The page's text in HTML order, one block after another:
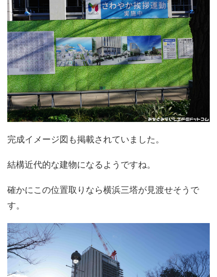
完成イメージ図も掲載されていました。
結構近代的な建物になるようですね。
確かにこの位置取りなら横浜三塔が見渡せそうで
す。